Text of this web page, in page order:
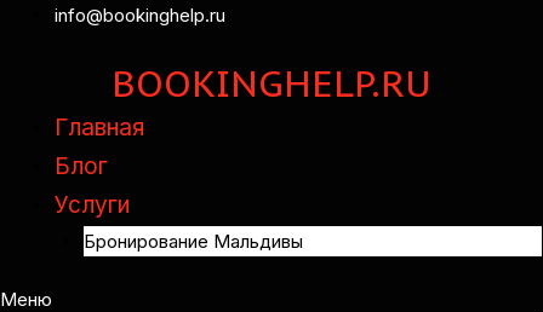
info@bookinghelp.ru
BOOKINGHELP.RU
Главная
Блог
Услуги
Бронирование Мальдивы
Меню